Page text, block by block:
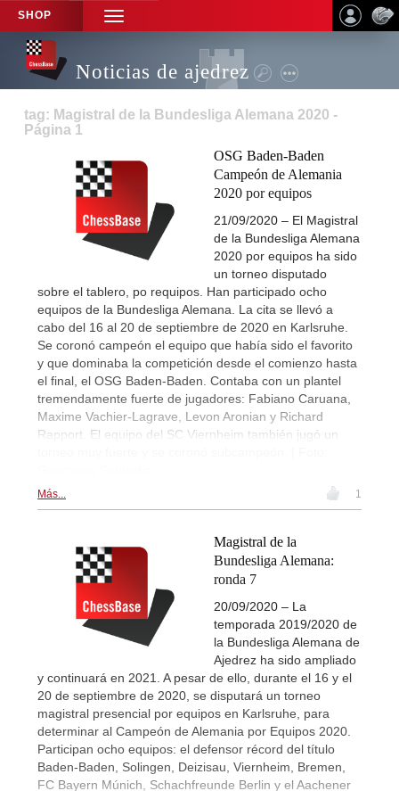
SHOP
TOGGLE
NAVIGATION
Noticias de ajedrez
tag: Magistral de la Bundesliga Alemana 2020 -
Página 1
OSG Baden-Baden
Campeón de Alemania
2020 por equipos
21/09/2020 – El Magistral
de la Bundesliga Alemana
2020 por equipos ha sido
un torneo disputado
sobre el tablero, po requipos. Han participado ocho
equipos de la Bundesliga Alemana. La cita se llevó a
cabo del 16 al 20 de septiembre de 2020 en Karlsruhe.
Se coronó campeón el equipo que había sido el favorito
y que dominaba la competición desde el comienzo hasta
el final, el OSG Baden-Baden. Contaba con un plantel
tremendamente fuerte de jugadores: Fabiano Caruana,
Maxime Vachier-Lagrave, Levon Aronian y Richard
Rapport. El equipo del SC Viernheim también jugó un
Más... 1
Magistral de la
Bundesliga Alemana:
ronda 7
20/09/2020 – La
temporada 2019/2020 de
la Bundesliga Alemana de
Ajedrez ha sido ampliado
y continuará en 2021. A pesar de ello, durante el 16 y el
20 de septiembre de 2020, se disputará un torneo
magistral presencial por equipos en Karlsruhe, para
determinar al Campeón de Alemania por Equipos 2020.
Participan ocho equipos: el defensor récord del título
Baden-Baden, Solingen, Deizisau, Viernheim, Bremen,
FC Bayern Múnich, Schachfreunde Berlin y el Aachener